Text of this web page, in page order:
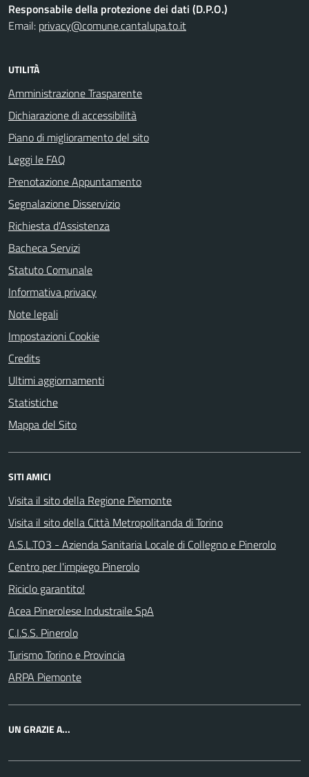
Responsabile della protezione dei dati (D.P.O.)
Email: privacy@comune.cantalupa.to.it
UTILITÀ
Amministrazione Trasparente
Dichiarazione di accessibilità
Piano di miglioramento del sito
Leggi le FAQ
Prenotazione Appuntamento
Segnalazione Disservizio
Richiesta d'Assistenza
Bacheca Servizi
Statuto Comunale
Informativa privacy
Note legali
Impostazioni Cookie
Credits
Ultimi aggiornamenti
Statistiche
Mappa del Sito
SITI AMICI
Visita il sito della Regione Piemonte
Visita il sito della Città Metropolitanda di Torino
A.S.L.TO3 - Azienda Sanitaria Locale di Collegno e Pinerolo
Centro per l'impiego Pinerolo
Riciclo garantito!
Acea Pinerolese Industraile SpA
C.I.S.S. Pinerolo
Turismo Torino e Provincia
ARPA Piemonte
UN GRAZIE A...